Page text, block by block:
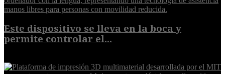
Este dispositivo se lleva en la boca y
permite controlar el...